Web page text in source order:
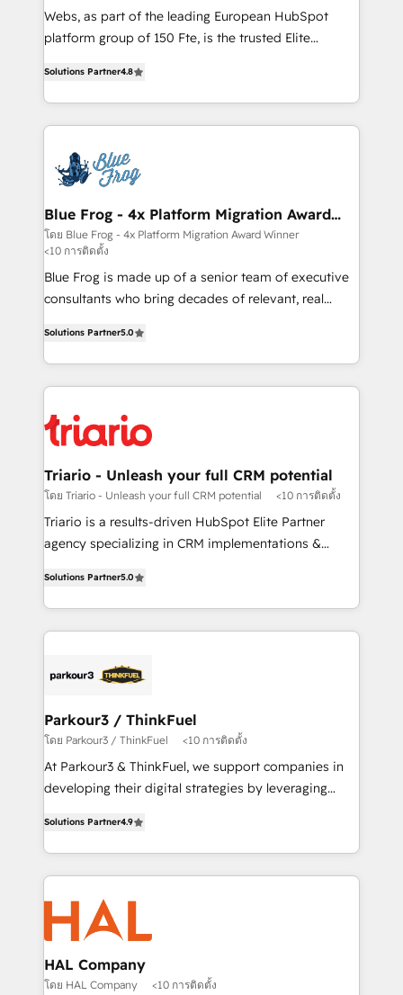
HubSpot pros 📊 Lead generation services using
HubSpot Why us? - SIX HubSpot Accreditations -
CRM, Solutions Architecture, Onboarding , Data
Migration, Custom Integration & Platform
team of 25+ experts Contact us today to help you
get more from your investment in HubSpot.
Webs, as part of the leading European HubSpot
platform group of 150 Fte, is the trusted Elite
maximizing EBITDA and achieving Commercial
Excellence. With our targeted processes, we
strengthen your digital transformation and minimize
Implementation partner, we provide expertise to
drive your business forward. Since 2015 we are fully
dedicated to HubSpot and with an experienced
team (50+), we work with reputable companies in
B2B sectors such as manufacturing, SaaS and
business services. We prepare a customized
business case that demonstrates the value and
detailed financial rationale with a focus on ROI and
TCO. As a trusted extension of your team, we
believe in the power of partnership. Together, we
business up for long-term success. Unlock your
business. If not now, when?
Solutions Partner4.8
Blue Frog - 4x Platform Migration Award
Winner
โดย Blue Frog - 4x Platform Migration Award Winner
<10 การติดตั้ง
Blue Frog is made up of a senior team of executive
consultants who bring decades of relevant, real
Frog is a top, trusted partner in HubSpot's
ecosystem for a reason. Their team brings over a
decade of experience to the table, along with deep
for driving growth. They are committed to helping
our customers grow and finding solutions that fit
their unique business needs. We are thrilled to have
Blue Frog in the HubSpot ecosystem leading the
way for customers!" - Yamini Rangan, CEO of
of experience and quality of skilled staff has earned
them a trusted reputation within the HubSpot
Program, HubSpot.
Solutions Partner5.0
Triario - Unleash your full CRM potential
โดย Triario - Unleash your full CRM potential <10 การติดตั้ง
Triario is a results-driven HubSpot Elite Partner
agency specializing in CRM implementations &
Integrations, Custom AI agents and AI-ready Website
Design With over 15 years of experience, we help
companies bridge the gap between marketing, sales,
data hygiene, and tailored HubSpot solutions. Our
a global consultancy with the care and agility of a
boutique firm. At Triario, we’re big enough to deliver
but small enough to listen. Our Services: HubSpot
implementations & data migration Custom AI agents
Website design Let’s turn your CRM into your growth
engine!
Solutions Partner5.0
Parkour3 / ThinkFuel
โดย Parkour3 / ThinkFuel <10 การติดตั้ง
At Parkour3 & ThinkFuel, we support companies in
developing their digital strategies by leveraging
sales processes to generate growth. Our offer spans
from Strategy to Operations. We specialize in CRM
onboarding and implementation, web design, sales
& marketing automation, and digital marketing. With
extensive experience working with tech companies
and manufacturers since 2002, we are committed to
empowering our clients and developing their
autonomy. Get to grips with HubSpot through
Solutions Partner4.9
HAL Company
โดย HAL Company <10 การติดตั้ง